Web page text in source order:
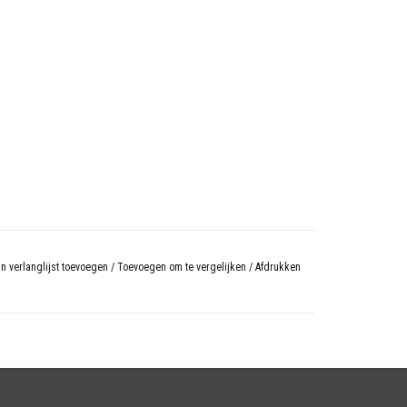
verlanglijst toevoegen / Toevoegen om te vergelijken / Afdrukken